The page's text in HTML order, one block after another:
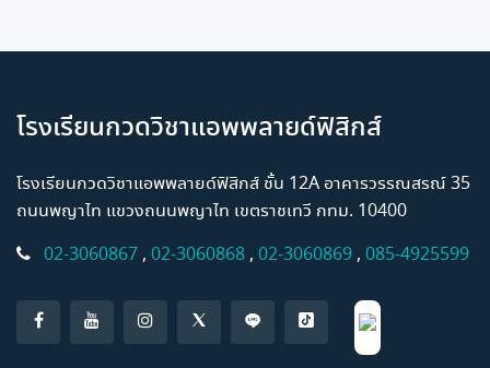
โรงเรียนกวดวิชาแอพพลายด์ฟิสิกส์
โรงเรียนกวดวิชาแอพพลายด์ฟิสิกส์ ชั้น 12A อาคารวรรณสรณ์ 35
ถนนพญาไท แขวงถนนพญาไท เขตราชเทวี กทม. 10400
02-3060867 , 02-3060868 , 02-3060869 , 085-4925599